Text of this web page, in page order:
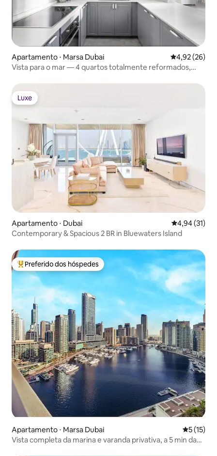
Apartamento ⋅ Marsa Dubai 4,92 de uma
4,92 (26)
Vista para o mar — 4 quartos totalmente reformados,
Luxe
Luxe
Apartamento ⋅ Dubai 4,94 de uma
4,94 (31)
Contemporary & Spacious 2 BR in Bluewaters Island
Entre os melhores preferidos dos hóspedes
Preferido dos hóspedes
Apartamento ⋅ Marsa Dubai 5 de uma
5 (15)
Vista completa da marina e varanda privativa, a 5 min da